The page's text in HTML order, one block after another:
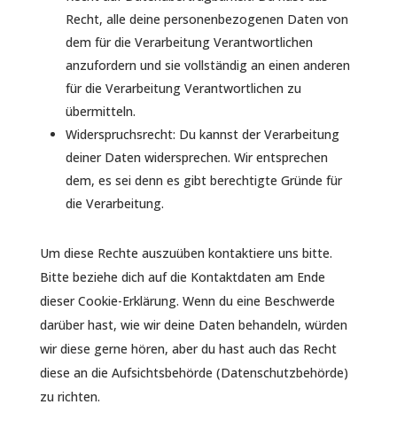
Recht, alle deine personenbezogenen Daten von
dem für die Verarbeitung Verantwortlichen
anzufordern und sie vollständig an einen anderen
für die Verarbeitung Verantwortlichen zu
übermitteln.
Widerspruchsrecht: Du kannst der Verarbeitung
deiner Daten widersprechen. Wir entsprechen
dem, es sei denn es gibt berechtigte Gründe für
die Verarbeitung.
Um diese Rechte auszuüben kontaktiere uns bitte.
Bitte beziehe dich auf die Kontaktdaten am Ende
dieser Cookie-Erklärung. Wenn du eine Beschwerde
darüber hast, wie wir deine Daten behandeln, würden
wir diese gerne hören, aber du hast auch das Recht
diese an die Aufsichtsbehörde (Datenschutzbehörde)
zu richten.